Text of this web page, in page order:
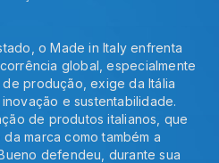
o Made in Italy enfrenta
global, especialmente
produção, exige da Itália
e sustentabilidade.
de produtos italianos, que
marca como também a
defendeu, durante sua